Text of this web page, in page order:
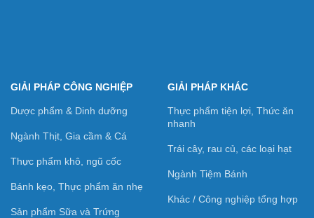
GIẢI PHÁP CÔNG NGHIỆP
Dược phẩm & Dinh dưỡng
Ngành Thịt, Gia cầm & Cá
Thực phẩm khô, ngũ cốc
Bánh kẹo, Thực phẩm ăn nhẹ
Sản phẩm Sữa và Trứng
GIẢI PHÁP KHÁC
Thực phẩm tiện lợi, Thức ăn
nhanh
Trái cây, rau củ, các loại hạt
Ngành Tiệm Bánh
Khác / Công nghiệp tổng hợp